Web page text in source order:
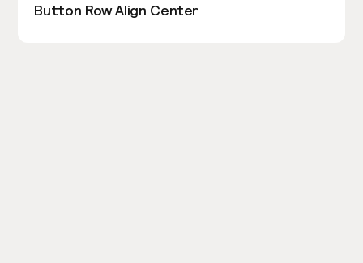
Button Row Align Center